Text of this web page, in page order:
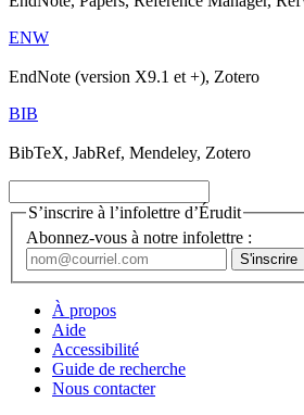
ENW
EndNote (version X9.1 et +), Zotero
BIB
BibTeX, JabRef, Mendeley, Zotero
S’inscrire à l’infolettre d’Érudit
Abonnez-vous à notre infolettre :
À propos
Aide
Accessibilité
Guide de recherche
Nous contacter